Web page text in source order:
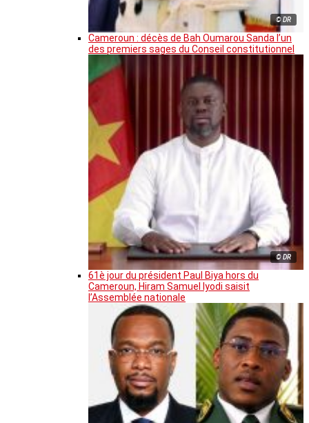
© DR
Cameroun : décès de Bah Oumarou Sanda l’un
des premiers sages du Conseil constitutionnel
© DR
61è jour du président Paul Biya hors du
Cameroun, Hiram Samuel Iyodi saisit
l’Assemblée nationale